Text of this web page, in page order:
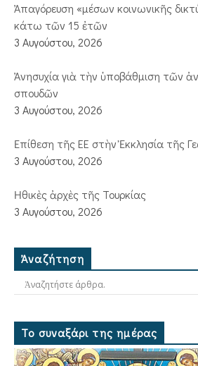
Ἀπαγόρευση «μέσων κοινωνικῆς
κάτω τῶν 15 ἐτῶν
3 Αυγούστου, 2026
Ἀνησυχία γιὰ τὴν ὑποβάθμιση τῶν
σπουδῶν
3 Αυγούστου, 2026
Ἐπίθεση τῆς ΕΕ στὴν Ἐκκλησία τῆς
3 Αυγούστου, 2026
Ἠθικὲς ἀρχὲς τῆς Τουρκίας
3 Αυγούστου, 2026
Ἀναζήτηση
Το συναξάρι της ημέρας